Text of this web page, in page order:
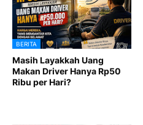
BERITA
Masih Layakkah Uang
Makan Driver Hanya Rp50
Ribu per Hari?